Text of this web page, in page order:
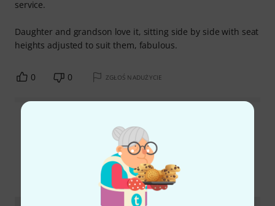
service.
Daughter and grandson love it, sitting side by side with seat
heights adjusted to suit them, fabulous.
0 0 ZGŁOŚ NADUŻYCIE
Wszystkie oceny
Czy wiesz że?